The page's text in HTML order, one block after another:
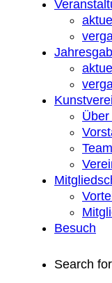
aktuell
aktuell
Team
Besuch
Search